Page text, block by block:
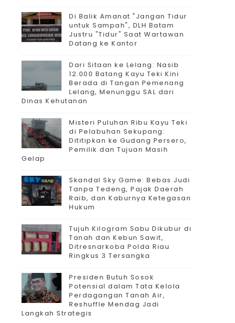
Di Balik Amanat "Jangan Tidur
untuk Sampah", DLH Batam
Justru "Tidur" Saat Wartawan
Datang ke Kantor
Dari Sitaan ke Lelang: Nasib
12.000 Batang Kayu Teki Kini
Berada di Tangan Pemenang
Lelang, Menunggu SAL dari
Dinas Kehutanan
Misteri Puluhan Ribu Kayu Teki
di Pelabuhan Sekupang:
Dititipkan ke Gudang Persero,
Pemilik dan Tujuan Masih
Gelap
Skandal Sky Game: Bebas Judi
Tanpa Tedeng, Pajak Daerah
Raib, dan Kaburnya Ketegasan
Hukum
Tujuh Kilogram Sabu Dikubur di
Tanah dan Kebun Sawit,
Ditresnarkoba Polda Riau
Ringkus 3 Tersangka
Presiden Butuh Sosok
Potensial dalam Tata Kelola
Perdagangan Tanah Air,
Reshuffle Mendag Jadi
Langkah Strategis